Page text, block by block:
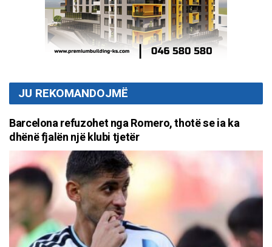
JU REKOMANDOJMË
Barcelona refuzohet nga Romero, thotë se ia ka
dhënë fjalën një klubi tjetër